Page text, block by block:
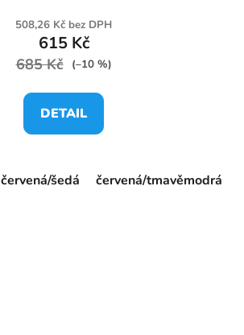
508,26 Kč bez DPH
615 Kč
685 Kč (–10 %)
DETAIL
červená/šedá červená/tmavěmodrá